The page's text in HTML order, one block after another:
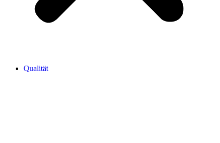
Qualität